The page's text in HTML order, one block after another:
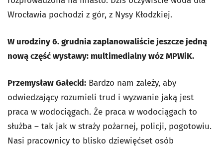
Wrocławia pochodzi z gór, z Nysy Kłodzkiej.
W urodziny 6. grudnia zaplanowaliście jeszcze jedną
nową część wystawy: multimedialny wóz MPWiK.
Przemysław Gałecki: Bardzo nam zależy, aby
odwiedzający rozumieli trud i wyzwanie jaką jest
praca w wodociągach. Że praca w wodociągach to
służba – tak jak w straży pożarnej, policji, pogotowiu.
Nasi pracownicy to blisko dziewięćset osób